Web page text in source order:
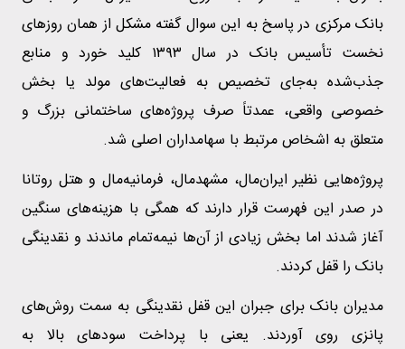
بانک مرکزی در پاسخ به این سوال گفته مشکل از همان روزهای
نخست تأسیس بانک در سال ۱۳۹۳ کلید خورد و منابع
جذب‌شده به‌جای تخصیص به فعالیت‌های مولد یا بخش
خصوصی واقعی، عمدتاً صرف پروژه‌های ساختمانی بزرگ و
متعلق به اشخاص مرتبط با سهامداران اصلی شد.
پروژه‌هایی نظیر ایران‌مال، مشهدمال، فرمانیه‌مال و هتل روتانا
در صدر این فهرست قرار دارند که همگی با هزینه‌های سنگین
آغاز شدند اما بخش زیادی از آن‌ها نیمه‌تمام ماندند و نقدینگی
بانک را قفل کردند.
مدیران بانک برای جبران این قفل نقدینگی به سمت روش‌های
پانزی روی آوردند. یعنی با پرداخت سودهای بالا به